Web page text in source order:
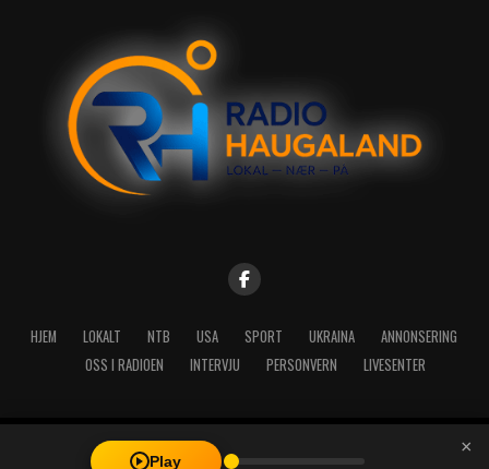
HJEM LOKALT NTB USA SPORT UKRAINA
ANNONSERING
OSS I RADIOEN
INTERVJU PERSONVERN LIVESENTER
Copyright © 2026 A-Media AS | Radio Haugaland - Haraldsgata 114,
Play
×